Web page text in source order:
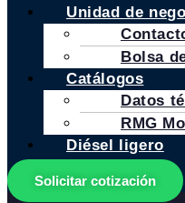
Unidad de
Bolsa
Catálogos
Datos
RMG
Diésel ligero
Solicitar cotización